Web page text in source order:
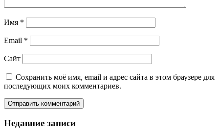
Имя *
Email *
Сайт
Сохранить моё имя, email и адрес сайта в этом браузере для
последующих моих комментариев.
Недавние записи